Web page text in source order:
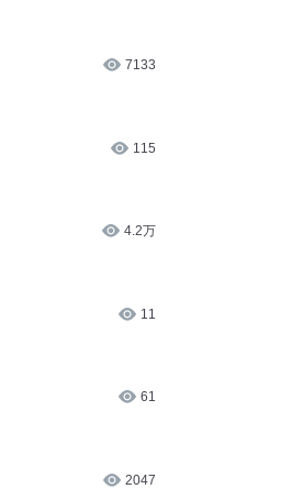
7133
115
4.2万
11
61
2047